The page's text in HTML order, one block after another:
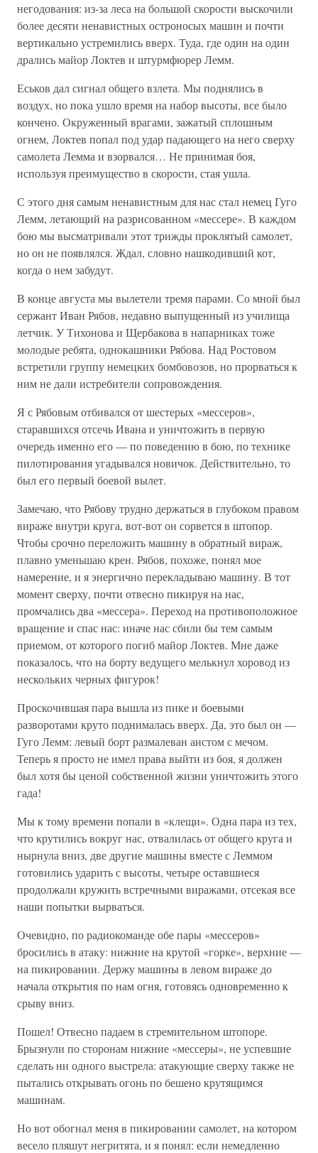
негодования: из-за леса на большой скорости выскочили
более десяти ненавистных остроносых машин и почти
вертикально устремились вверх. Туда, где один на один
дрались майор Локтев и штурмфюрер Лемм.
Еськов дал сигнал общего взлета. Мы поднялись в
воздух, но пока ушло время на набор высоты, все было
кончено. Окруженный врагами, зажатый сплошным
огнем, Локтев попал под удар падающего на него сверху
самолета Лемма и взорвался… Не принимая боя,
используя преимущество в скорости, стая ушла.
С этого дня самым ненавистным для нас стал немец Гуго
Лемм, летающий на разрисованном «мессере». В каждом
бою мы высматривали этот трижды проклятый самолет,
но он не появлялся. Ждал, словно нашкодивший кот,
когда о нем забудут.
В конце августа мы вылетели тремя парами. Со мной был
сержант Иван Рябов, недавно выпущенный из училища
летчик. У Тихонова и Щербакова в напарниках тоже
молодые ребята, однокашники Рябова. Над Ростовом
встретили группу немецких бомбовозов, но прорваться к
ним не дали истребители сопровождения.
Я с Рябовым отбивался от шестерых «мессеров»,
старавшихся отсечь Ивана и уничтожить в первую
очередь именно его — по поведению в бою, по технике
пилотирования угадывался новичок. Действительно, то
был его первый боевой вылет.
Замечаю, что Рябову трудно держаться в глубоком правом
вираже внутри круга, вот-вот он сорвется в штопор.
Чтобы срочно переложить машину в обратный вираж,
плавно уменьшаю крен. Рябов, похоже, понял мое
намерение, и я энергично перекладываю машину. В тот
момент сверху, почти отвесно пикируя на нас,
промчались два «мессера». Переход на противоположное
вращение и спас нас: иначе нас сбили бы тем самым
приемом, от которого погиб майор Локтев. Мне даже
показалось, что на борту ведущего мелькнул хоровод из
нескольких черных фигурок!
Проскочившая пара вышла из пике и боевыми
разворотами круто поднималась вверх. Да, это был он —
Гуго Лемм: левый борт размалеван аистом с мечом.
Теперь я просто не имел права выйти из боя, я должен
был хотя бы ценой собственной жизни уничтожить этого
гада!
Мы к тому времени попали в «клещи». Одна пара из тех,
что крутились вокруг нас, отвалилась от общего круга и
нырнула вниз, две другие машины вместе с Леммом
готовились ударить с высоты, четыре оставшиеся
продолжали кружить встречными виражами, отсекая все
наши попытки вырваться.
Очевидно, по радиокоманде обе пары «мессеров»
бросились в атаку: нижние на крутой «горке», верхние —
на пикировании. Держу машины в левом вираже до
начала открытия по нам огня, готовясь одновременно к
срыву вниз.
Пошел! Отвесно падаем в стремительном штопоре.
Брызнули по сторонам нижние «мессеры», не успевшие
сделать ни одного выстрела: атакующие сверху также не
пытались открывать огонь по бешено крутящимся
машинам.
Но вот обогнал меня в пикировании самолет, на котором
весело пляшут негритята, и я понял: если немедленно